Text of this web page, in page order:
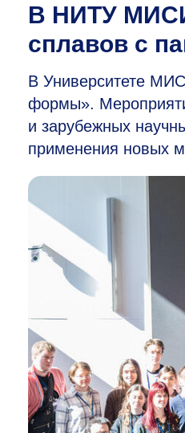
В НИТУ
сплавов с
В Университете
формы».
и зарубежных
применения новых